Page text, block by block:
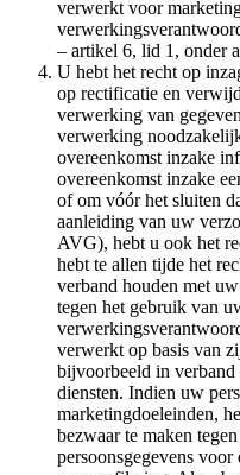
verwerkt voor
– artikel 6, lid 1, onder
U hebt het recht op
op rectificatie en
verwerking van
verwerking
overeenkomst inzake
overeenkomst inzake
of om vóór het sluiten
aanleiding van uw
AVG), hebt u ook het
hebt te allen tijde het
verband houden met
tegen het gebruik van
verwerkt op basis van
bijvoorbeeld in verband
diensten. Indien uw
marketingdoeleinden,
bezwaar te maken
persoonsgegevens